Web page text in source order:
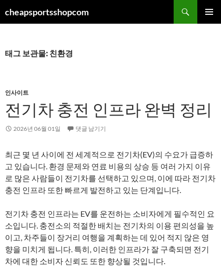
텐
건
기
cheapsportsshopcom
색
태그 보관물: 친환경
인사이트
전기차 충전 인프라 완벽 정리
2026년 06월 01일 댓글 남기기
최근 몇 년 사이에 전 세계적으로 전기차(EV)의 수요가 급증하
고 있습니다. 환경 문제와 연료 비용의 상승 등 여러 가지 이유
로 많은 사람들이 전기차를 선택하고 있으며, 이에 따라 전기차
충전 인프라 또한 빠르게 발전하고 있는 단계입니다.
전기차 충전 인프라는 EV를 운전하는 소비자에게 필수적인 요
소입니다. 충전소의 적절한 배치는 전기차의 이용 편의성을 높
이고, 차주들이 장거리 여행을 계획하는 데 있어 적지 않은 영
향을 미치게 됩니다. 특히, 이러한 인프라가 잘 구축되면 전기
차에 대한 소비자 신뢰도 또한 향상될 것입니다.